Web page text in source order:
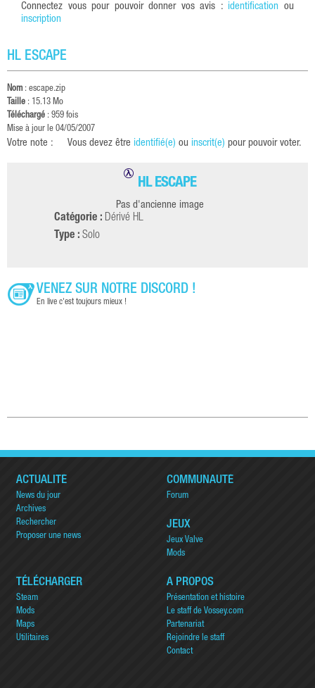
Connectez vous pour pouvoir donner vos avis : identification ou
inscription
HL ESCAPE
Nom : escape.zip
Taille : 15.13 Mo
Téléchargé : 959 fois
Mise à jour le 04/05/2007
Votre note : Vous devez être identifié(e) ou inscrit(e) pour pouvoir voter.
HL ESCAPE
Pas d'ancienne image
Catégorie : Dérivé HL
Type : Solo
VENEZ SUR NOTRE DISCORD !
En live c'est toujours mieux !
ACTUALITÉ
News du jour
Archives
Rechercher
Proposer une news
COMMUNAUTÉ
Forum
JEUX
Jeux Valve
Mods
TÉLÉCHARGER
Steam
Mods
Maps
Utilitaires
A PROPOS
Présentation et histoire
Le staff de Vossey.com
Partenariat
Rejoindre le staff
Contact